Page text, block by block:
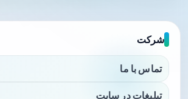
شرکت
تماس با ما
تبلیغات در سایت